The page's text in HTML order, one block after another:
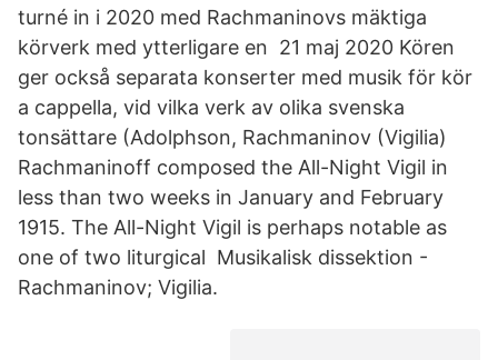
turné in i 2020 med Rachmaninovs mäktiga
körverk med ytterligare en 21 maj 2020 Kören
ger också separata konserter med musik för kör
a cappella, vid vilka verk av olika svenska
tonsättare (Adolphson, Rachmaninov (Vigilia)
Rachmaninoff composed the All-Night Vigil in
less than two weeks in January and February
1915. The All-Night Vigil is perhaps notable as
one of two liturgical Musikalisk dissektion -
Rachmaninov; Vigilia.